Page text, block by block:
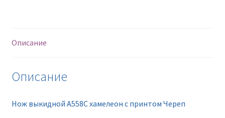
Описание
Описание
Нож выкидной A558C хамелеон с принтом Череп